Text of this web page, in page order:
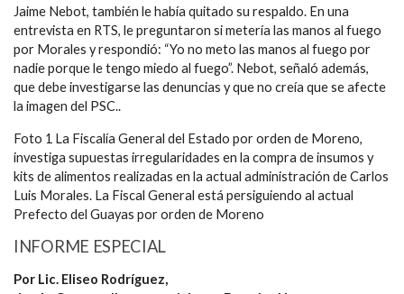
Jaime Nebot, también le había quitado su respaldo. En una
entrevista en RTS, le preguntaron si metería las manos al fuego
por Morales y respondió: “Yo no meto las manos al fuego por
nadie porque le tengo miedo al fuego”. Nebot, señaló además,
que debe investigarse las denuncias y que no creía que se afecte
la imagen del PSC..
Foto 1 La Fiscalía General del Estado por orden de Moreno,
investiga supuestas irregularidades en la compra de insumos y
kits de alimentos realizadas en la actual administración de Carlos
Luis Morales. La Fiscal General está persiguiendo al actual
Prefecto del Guayas por orden de Moreno
INFORME ESPECIAL
Por Lic. Eliseo Rodríguez,